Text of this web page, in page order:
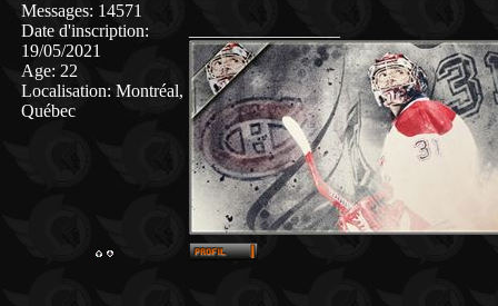
Messages: 14571
Date d'inscription:
19/05/2021
Age: 22
Localisation: Montréal,
Québec